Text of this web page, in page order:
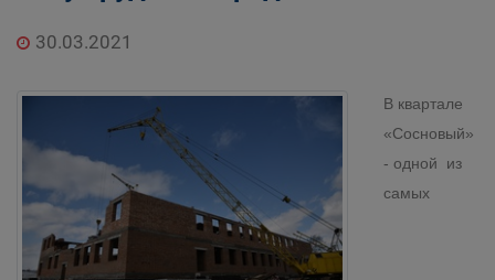
30.03.2021
В квартале
«Сосновый»
- одной из
самых